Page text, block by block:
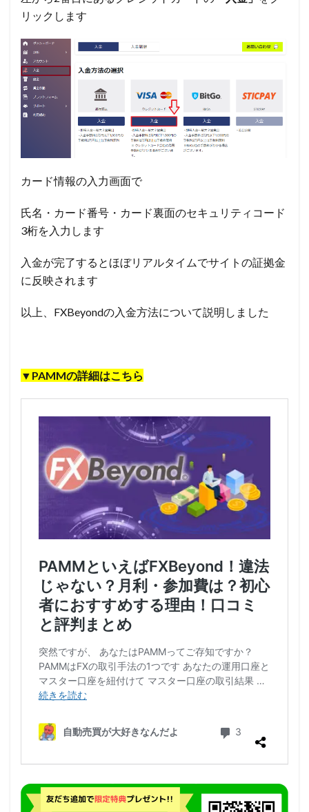
リックします
カード情報の入力画面で
氏名・カード番号・カード裏面のセキュリティコード
3桁を入力します
入金が完了するとほぼリアルタイムでサイトの証拠金
に反映されます
以上、FXBeyondの入金方法について説明しました
▼PAMMの詳細はこちら